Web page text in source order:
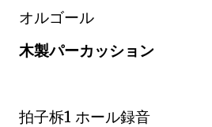
オルゴール
木製パーカッション
拍子柝1 ホール録音